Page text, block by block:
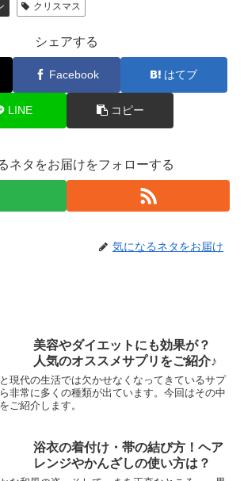
クリスマス
シェアする
Facebook はてブ
LINE コピー
ネタをお届けをフォローする
気になるネタをお届け
美容やダイエットにも効果が？
人気のオススメサプリをご紹介♪
現代の生活では欠かせなくなってきているサプ
非常に多くの種類が出ています。今回はその中
ご紹介します。
浴衣の着付け・帯の結び方！ヘア
レンジやかんざしの使い方は？